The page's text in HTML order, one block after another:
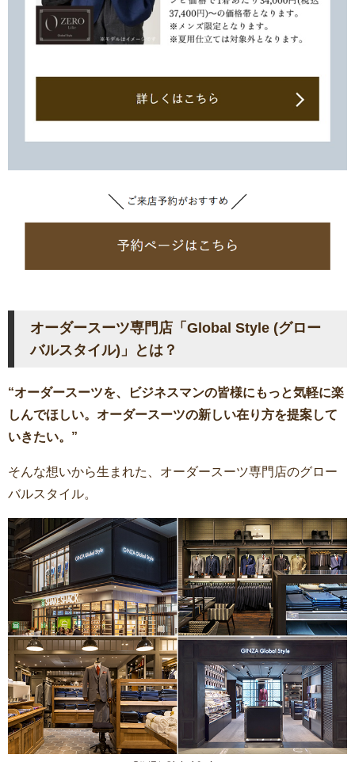
オーダースーツ専門店「Global Style (グロー
バルスタイル)」とは？
“オーダースーツを、ビジネスマンの皆様にもっと気軽に楽
しんでほしい。オーダースーツの新しい在り方を提案して
いきたい。”
そんな想いから生まれた、オーダースーツ専門店のグロー
バルスタイル。